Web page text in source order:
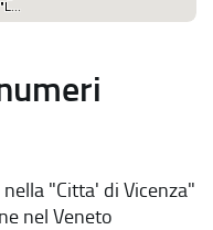
"Citta' di Vicenza"
nel Veneto